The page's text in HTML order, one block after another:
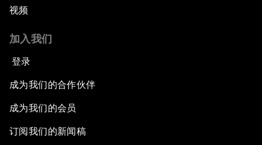
视频
加入我们
登录
成为我们的合作伙伴
成为我们的会员
订阅我们的新闻稿